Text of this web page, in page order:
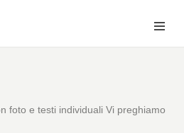
foto e testi individuali Vi preghiamo